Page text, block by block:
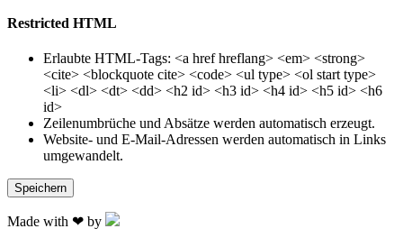
Restricted HTML
Erlaubte HTML-Tags: <a href hreflang> <em> <strong>
<cite> <blockquote cite> <code> <ul type> <ol start type>
<li> <dl> <dt> <dd> <h2 id> <h3 id> <h4 id> <h5 id> <h6
id>
Zeilenumbrüche und Absätze werden automatisch erzeugt.
Website- und E-Mail-Adressen werden automatisch in Links
umgewandelt.
Made with ❤ by